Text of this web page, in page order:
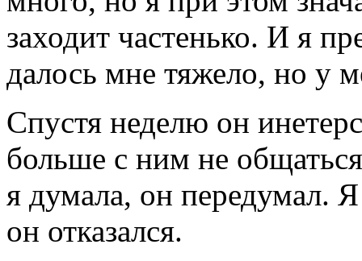
заходит частенько. И я
далось мне тяжело, но у
Спустя неделю он
больше с ним не
я думала, он передумал.
он отказался.